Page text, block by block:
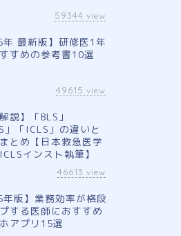
59344 view
年 最新版】研修医1年
すめの参考書10選
49615 view
説】「BLS」
」「ICLS」の違いと
とめ【日本救急医学
インスト執筆】
46613 view
年版】業務効率が格段
する医師におすすめ
アプリ15選